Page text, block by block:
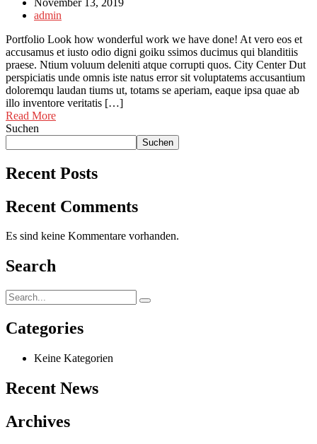
admin
Portfolio Look how wonderful work we have done! At vero eos et
accusamus et iusto odio digni goiku ssimos ducimus qui blanditiis
praese. Ntium voluum deleniti atque corrupti quos. City Center Dut
perspiciatis unde omnis iste natus error sit voluptatems accusantium
doloremqu laudan tiums ut, totams se aperiam, eaque ipsa quae ab
illo inventore veritatis […]
Read More
Suchen
Suchen
Recent Posts
Recent Comments
Es sind keine Kommentare vorhanden.
Search
Categories
Keine Kategorien
Recent News
Archives